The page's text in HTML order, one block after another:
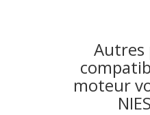
Autres
moteur